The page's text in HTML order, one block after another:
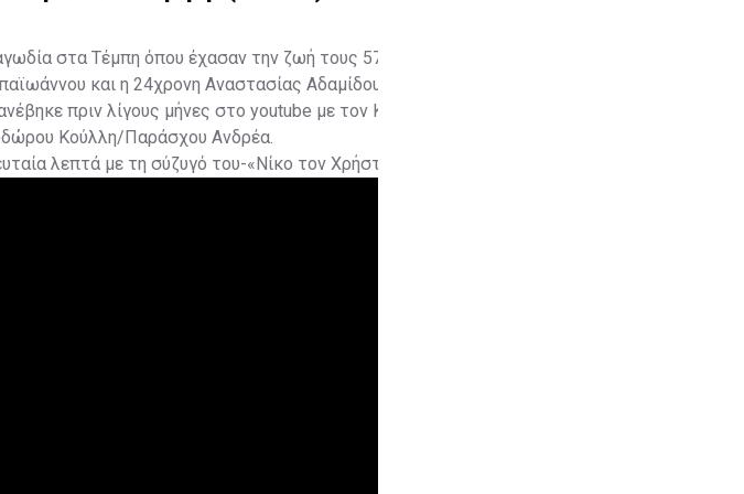
στα Τέμπη όπου έχασαν την ζωή τους 57 άτομα ανάμεσά τους και οι
και η 24χρονη Αναστασίας Αδαμίδου.
πριν λίγους μήνες στο youtube με τον Κυπριανό να ερμηνεύει το
Κούλλη/Παράσχου Ανδρέα.
λεπτά με τη σύζυγό του-«Νίκο τον Χρήστο μας»